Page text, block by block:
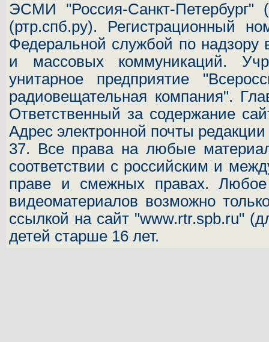
ЭСМИ "Россия-Санкт-Петербург" (
(ртр.спб.ру). Регистрационный
Федеральной службой по
и массовых коммуникаций.
унитарное предприятие
радиовещательная компания".
Ответственный за содержание
Адрес электронной почты
37. Все права на любые
соответствии с российским и
праве и смежных правах. Любое
видеоматериалов возможно
ссылкой на сайт "www.rtr.spb.ru"
детей старше 16 лет.